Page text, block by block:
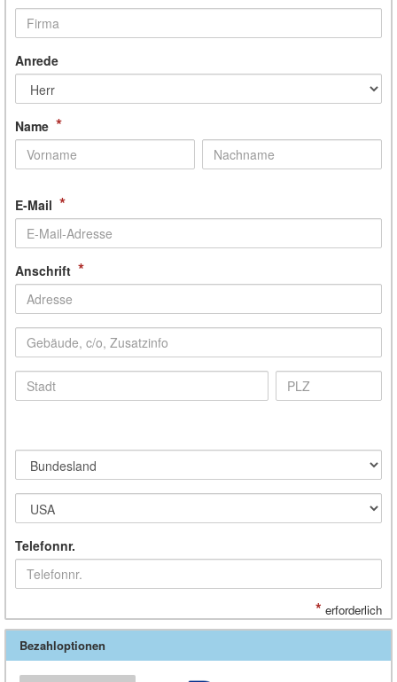
Anrede
Name *
E-Mail *
Anschrift *
Telefonnr.
* erforderlich
Bezahloptionen